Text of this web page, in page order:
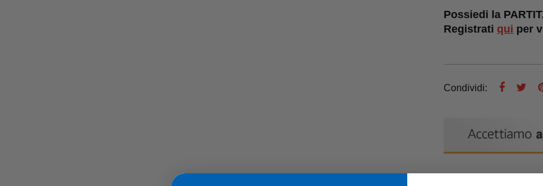
Possiedi la
Registrati qui per
Condividi: